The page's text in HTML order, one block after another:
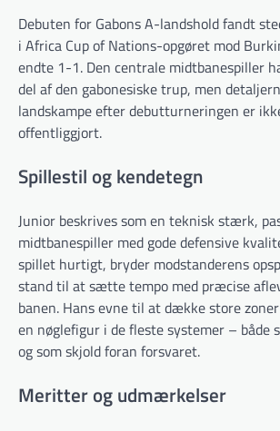
Debuten for Gabons A-landshold fandt
i Africa Cup of Nations-opgøret mod
endte 1-1. Den centrale midtbanespiller
del af den gabonesiske trup, men
landskampe efter debutturneringen er
offentliggjort.
Spillestil og kendetegn
Junior beskrives som en teknisk stærk,
midtbanespiller med gode defensive
spillet hurtigt, bryder modstanderens
stand til at sætte tempo med præcise
banen. Hans evne til at dække store
en nøglefigur i de fleste systemer – både
og som skjold foran forsvaret.
Meritter og udmærkelser